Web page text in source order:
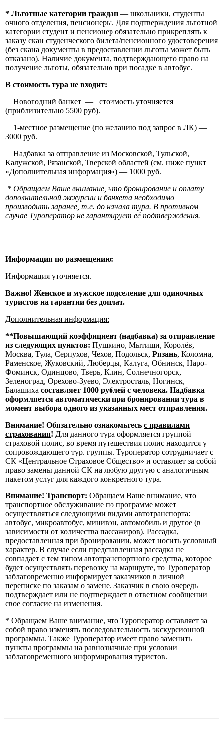
* Льготные категории граждан — школьники, студенты
очного отделения, пенсионеры. Для подтверждения льготной
категории студент и пенсионер обязательно прикреплять к
заказу скан студенческого билета/пенсионного удостоверения
(без скана документы в предоставлении льготы может быть
отказано). Наличие документа, подтверждающего право на
получение льготы, обязательно при посадке в автобус.
В стоимость тура не входит:
Новогодний банкет — стоимость уточняется
(приблизительно 5500 руб).
1-местное размещение (по желанию под запрос в ЛК) —
3000 руб.
Надбавка за отправление из Московской, Тульской,
Калужской, Рязанской, Тверской областей (см. ниже пункт
«Дополнительная информация») — 1000 руб.
* Обращаем Ваше внимание, что бронирование и оплату
дополнительной экскурсии и банкета необходимо
производить заранее, т.е. до начала тура. В противном
случае Туроператор не гарантирует её подтверждения.
Информация по размещению:
Информация уточняется.
Важно! Женское и мужское подселение для одиночных
туристов на гарантии без доплат.
Дополнительная информация:
**Повышающий коэффициент (надбавка) за отправление
из следующих пунктов: Пушкино, Мытищи, Королёв,
Москва, Тула, Серпухов, Чехов, Подольск, Рязань, Коломна,
Раменское, Жуковский, Люберцы, Калуга, Обнинск, Наро-
Фоминск, Одинцово, Тверь, Клин, Солнечногорск,
Зеленоград, Орехово-Зуево, Электросталь, Ногинск,
Балашиха составляет 1000 рублей с человека. Надбавка
оформляется автоматически при бронировании тура в
момент выбора одного из указанных мест отправления.
Внимание! Обязательно ознакомьтесь с правилами
страхования! Для данного тура оформляется группой
страховой полис, во время путешествия полис находится у
сопровождающего тур. группы. Туроператор сотрудничает с
СК «Центральное Страховое Общество» и оставляет за собой
право замены данной СК на любую другую с аналогичным
пакетом услуг для каждого конкретного тура.
Внимание! Транспорт: Обращаем Ваше внимание, что
транспортное обслуживание по программе может
осуществляться следующими видами автотранспорта:
автобус, микроавтобус, минивэн, автомобиль и другое (в
зависимости от количества пассажиров). Рассадка,
предоставленная при бронировании, может носить условный
характер. В случае если представленная рассадка не
совпадает с тем типом автотранспортного средства, которое
будет осуществлять перевозку на маршруте, то Туроператор
заблаговременно информирует заказчиков в личной
переписке по заказам о замене. Заказчик в свою очередь
подтверждает или не подтверждает в ответном сообщении
свое согласие на изменения.
* Обращаем Ваше внимание, что Туроператор оставляет за
собой право изменять последовательность экскурсионной
программы. Также Туроператор имеет право заменить
пункты программы на равнозначные при условии
заблаговременного информирования туристов.